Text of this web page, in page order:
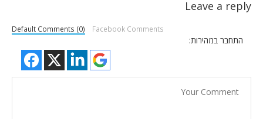
Leave a reply
Default Comments (0) Facebook Comments
התחבר במהירות: